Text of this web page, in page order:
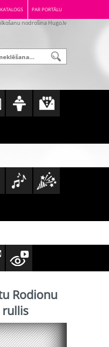
PAR PORTĀLU
nodrošina Hugo.lv
Rodionu
rullis